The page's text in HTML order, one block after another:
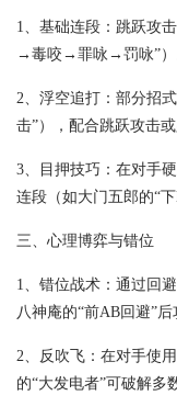
1、基础连段：跳跃攻
→毒咬→罪咏→罚咏”）
2、浮空追打：部分招
击”），配合跳跃攻击
3、目押技巧：在对手
连段（如大门五郎的“
三、心理博弈与错位
1、错位战术：通过回
八神庵的“前AB回避”后
2、反吹飞：在对手使
的“大发电者”可破解多